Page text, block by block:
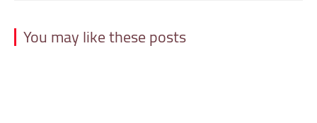
You may like these posts